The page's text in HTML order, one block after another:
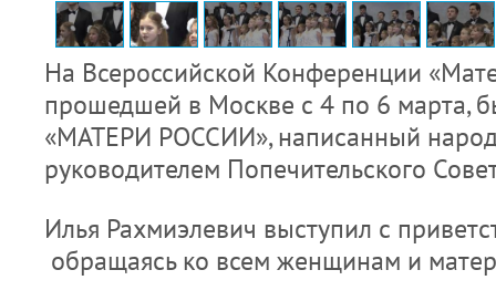
На Всероссийской Конференции
прошедшей в Москве с 4 по 6 марта,
«МАТЕРИ РОССИИ», написанный
руководителем Попечительского
Илья Рахмиэлевич выступил с
обращаясь ко всем женщинам и